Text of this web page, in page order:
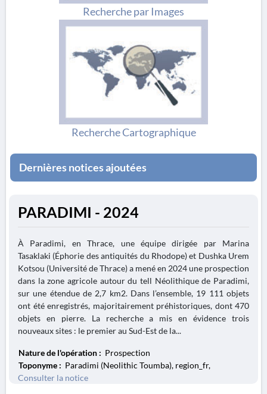
Recherche par Images
Recherche Cartographique
Dernières notices ajoutées
PARADIMI - 2024
À Paradimi, en Thrace, une équipe dirigée par Marina
Tasaklaki (Éphorie des antiquités du Rhodope) et Dushka Urem
Kotsou (Université de Thrace) a mené en 2024 une prospection
dans la zone agricole autour du tell Néolithique de Paradimi,
sur une étendue de 2,7 km2. Dans l’ensemble, 19 111 objets
ont été enregistrés, majoritairement préhistoriques, dont 470
objets en pierre. La recherche a mis en évidence trois
nouveaux sites : le premier au Sud-Est de la...
Nature de l'opération : Prospection
Toponyme : Paradimi (Neolithic Toumba), region_fr,
Consulter la notice